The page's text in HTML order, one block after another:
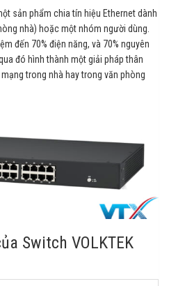
sản phẩm chia tín hiệu Ethernet dành
nhà) hoặc một nhóm người dùng.
đến 70% điện năng, và 70% nguyên
đó hình thành một giải pháp thân
trong nhà hay trong văn phòng
Switch VOLKTEK